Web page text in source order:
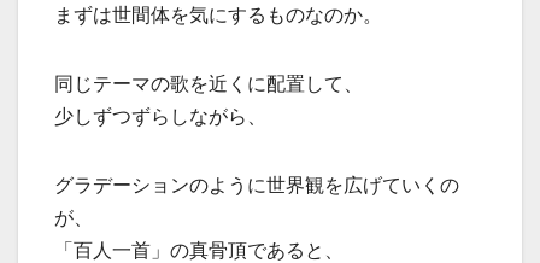
まずは世間体を気にするものなのか。
同じテーマの歌を近くに配置して、
少しずつずらしながら、
グラデーションのように世界観を広げていくの
が、
「百人一首」の真骨頂であると、